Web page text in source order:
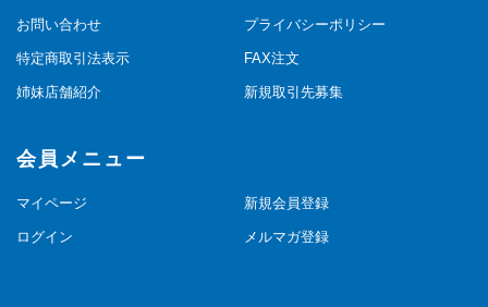
お問い合わせ プライバシーポリシー
特定商取引法表示 FAX注文
姉妹店舗紹介 新規取引先募集
会員メニュー
マイページ 新規会員登録
ログイン メルマガ登録